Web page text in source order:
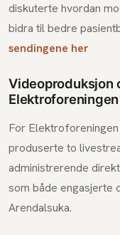
diskuterte hvordan
bidra til bedre
sendingene her
Videoproduksjon
Elektroforeningen
For
produserte to
administrerende
som både engasjerte
Arendalsuka.